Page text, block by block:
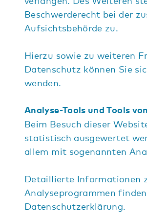
Beschwerderecht bei der
Aufsichtsbehörde zu.
Hierzu sowie zu weiteren
Datenschutz können Sie
wenden.
Analyse-Tools und Tools
Beim Besuch dieser
statistisch ausgewertet
allem mit sogenannten
Detaillierte Informationen
Analyseprogrammen
Datenschutzerklärung.